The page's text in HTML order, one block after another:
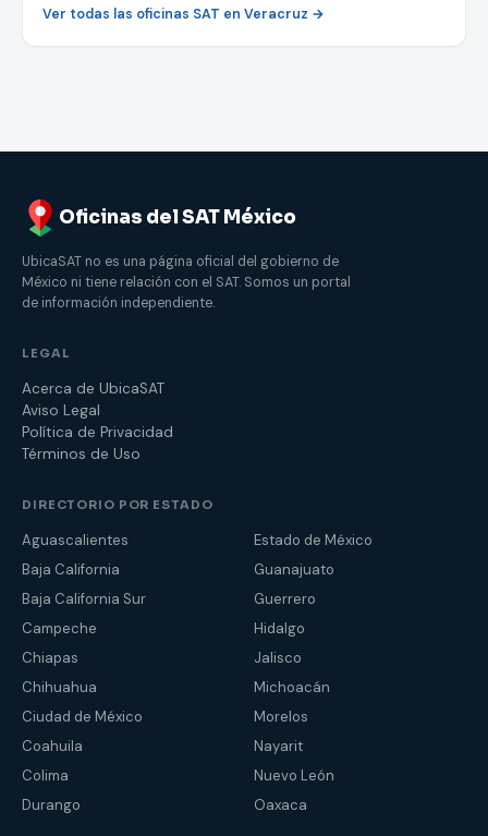
Ver todas las oficinas SAT en Veracruz →
Oficinas del SAT México
UbicaSAT no es una página oficial del gobierno de
México ni tiene relación con el SAT. Somos un portal
de información independiente.
LEGAL
Acerca de UbicaSAT
Aviso Legal
Política de Privacidad
Términos de Uso
DIRECTORIO POR ESTADO
Aguascalientes
Baja California
Baja California Sur
Campeche
Chiapas
Chihuahua
Ciudad de México
Coahuila
Colima
Durango
Estado de México
Guanajuato
Guerrero
Hidalgo
Jalisco
Michoacán
Morelos
Nayarit
Nuevo León
Oaxaca